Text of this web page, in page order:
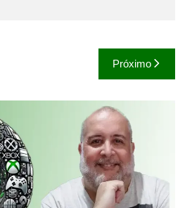
Próximo